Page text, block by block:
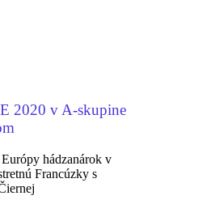
2020 v A-skupine
hádzanárok v
Francúzky s